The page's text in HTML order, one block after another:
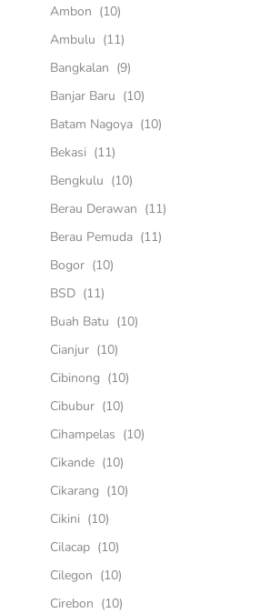
Ambon (10)
Ambulu (11)
Bangkalan (9)
Banjar Baru (10)
Batam Nagoya (10)
Bekasi (11)
Bengkulu (10)
Berau Derawan (11)
Berau Pemuda (11)
Bogor (10)
BSD (11)
Buah Batu (10)
Cianjur (10)
Cibinong (10)
Cibubur (10)
Cihampelas (10)
Cikande (10)
Cikarang (10)
Cikini (10)
Cilacap (10)
Cilegon (10)
Cirebon (10)